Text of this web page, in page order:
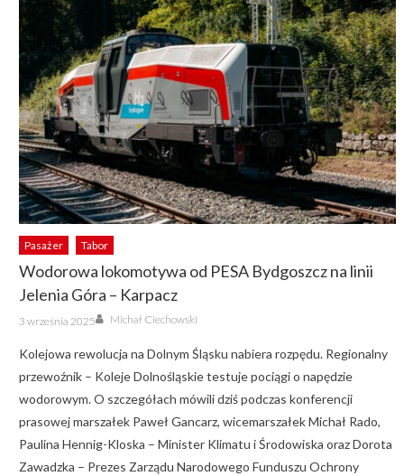
Pasażer Tabor
Wodorowa lokomotywa od PESA Bydgoszcz na linii
Jelenia Góra – Karpacz
Posted
on
3 września 2025 Author
Michał Ciechowski
Kolejowa rewolucja na Dolnym Śląsku nabiera rozpędu. Regionalny
przewoźnik – Koleje Dolnośląskie testuje pociągi o napędzie
wodorowym. O szczegółach mówili dziś podczas konferencji
prasowej marszałek Paweł Gancarz, wicemarszałek Michał Rado,
Paulina Hennig-Kloska – Minister Klimatu i Środowiska oraz Dorota
Zawadzka – Prezes Zarządu Narodowego Funduszu Ochrony